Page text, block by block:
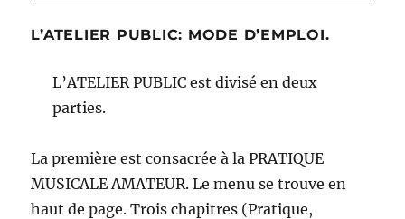
L’ATELIER PUBLIC: MODE D’EMPLOI.
L’ATELIER PUBLIC est divisé en deux
parties.
La première est consacrée à la PRATIQUE
MUSICALE AMATEUR. Le menu se trouve en
haut de page. Trois chapitres (Pratique,